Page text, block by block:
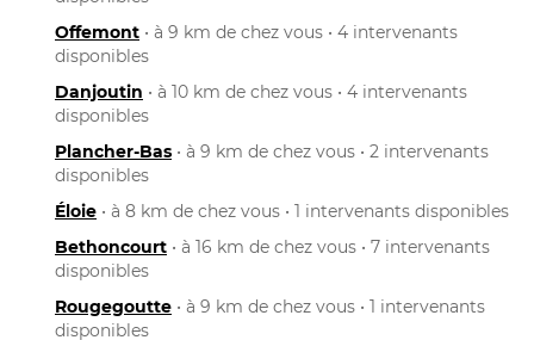
Offemont • à 9 km de chez vous • 4 intervenants
disponibles
Danjoutin • à 10 km de chez vous • 4 intervenants
disponibles
Plancher-Bas • à 9 km de chez vous • 2 intervenants
disponibles
Éloie • à 8 km de chez vous • 1 intervenants disponibles
Bethoncourt • à 16 km de chez vous • 7 intervenants
disponibles
Rougegoutte • à 9 km de chez vous • 1 intervenants
disponibles